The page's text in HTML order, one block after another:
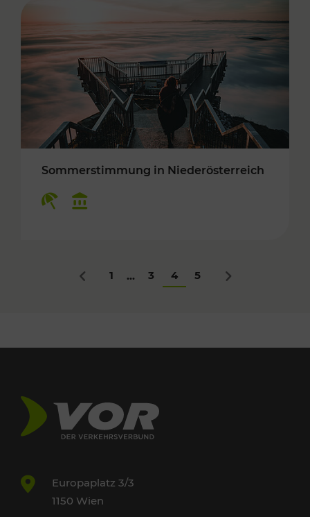
Sommerstimmung in Niederösterreich
Zurück
1 ... 3 4 5 Nächstes
Europaplatz 3/3
1150 Wien